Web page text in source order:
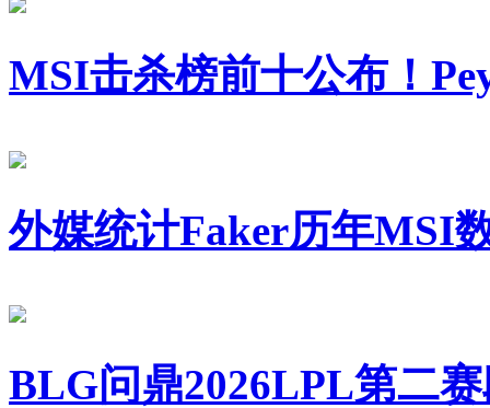
MSI击杀榜前十公布！
外媒统计Faker历年MSI
BLG问鼎2026LPL第二